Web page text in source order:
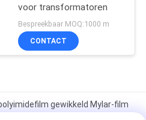
voor transformatoren
Bespreekbaar MOQ:1000 m
CONTACT
gewikkeld Mylar-film